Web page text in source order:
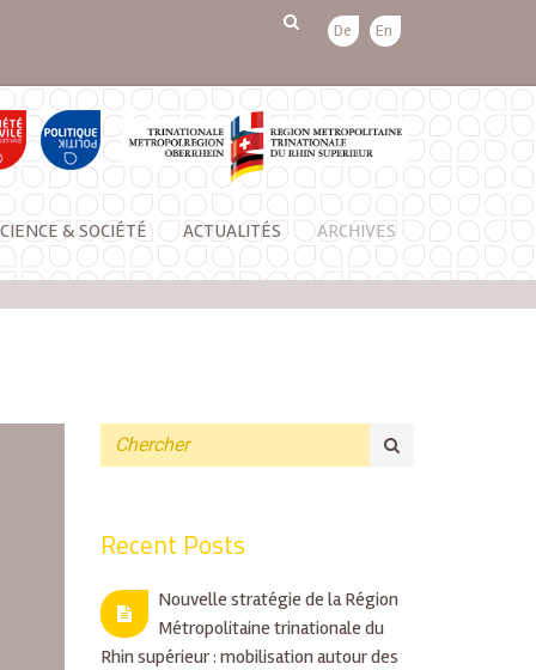
De En
& SOCIÉTÉ ACTUALITÉS ARCHIVES
Recent Posts
Nouvelle stratégie de la Région
Métropolitaine trinationale du
Rhin supérieur : mobilisation autour des